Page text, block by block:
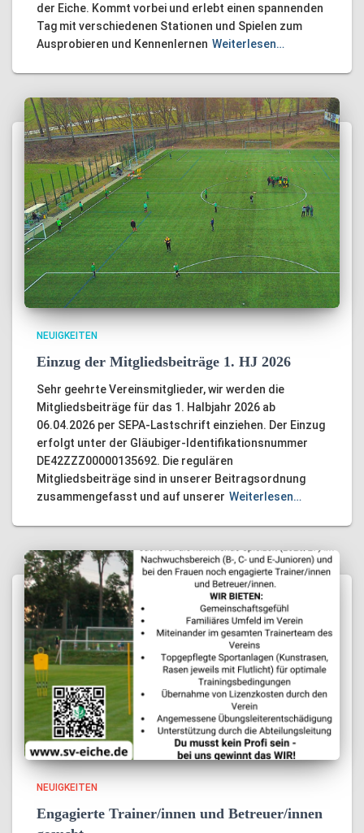
der Eiche. Kommt vorbei und erlebt einen spannenden
Tag mit verschiedenen Stationen und Spielen zum
Ausprobieren und Kennenlernen Weiterlesen…
NEUIGKEITEN
Einzug der Mitgliedsbeiträge 1. HJ 2026
Sehr geehrte Vereinsmitglieder, wir werden die
Mitgliedsbeiträge für das 1. Halbjahr 2026 ab
06.04.2026 per SEPA-Lastschrift einziehen. Der Einzug
erfolgt unter der Gläubiger-Identifikationsnummer
DE42ZZZ00000135692. Die regulären
Mitgliedsbeiträge sind in unserer Beitragsordnung
zusammengefasst und auf unserer Weiterlesen…
NEUIGKEITEN
Engagierte Trainer/innen und Betreuer/innen